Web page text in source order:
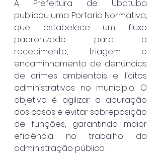
A Prefeitura de Ubatuba
publicou uma Portaria Normativa,
que estabelece um fluxo
padronizado para o
recebimento, triagem e
encaminhamento de denúncias
de crimes ambientais e ilícitos
administrativos no município. O
objetivo é agilizar a apuração
dos casos e evitar sobreposição
de funções, garantindo maior
eficiência no trabalho da
administração pública.